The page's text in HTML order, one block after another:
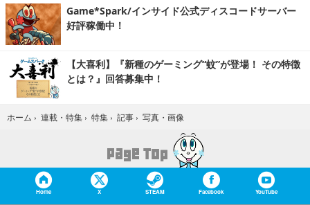
Game*Spark/インサイド公式ディスコードサーバー
好評稼働中！
【大喜利】『新種のゲーミング“蚊”が登場！ その特徴
とは？』回答募集中！
ホーム › 連載・特集 › 特集 › 記事 › 写真・画像
Home X STEAM Facebook YouTube